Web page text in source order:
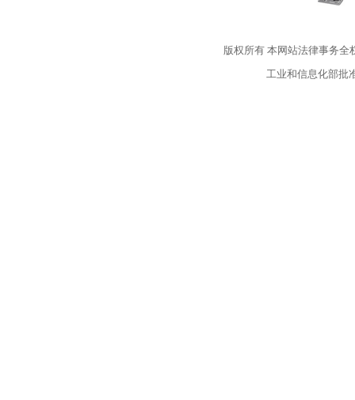
版权所有本网站法律事务全
工业和信息化部批